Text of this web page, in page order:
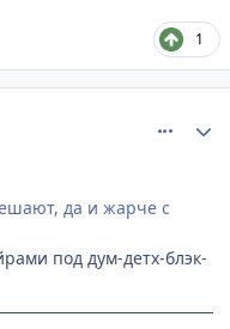
1
да и жарче с
под дум-детх-блэк-